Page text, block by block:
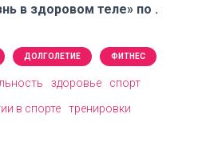
в здоровом теле» по .
ДОЛГОЛЕТИЕ ФИТНЕС
здоровье
спорт
в спорте тренировки